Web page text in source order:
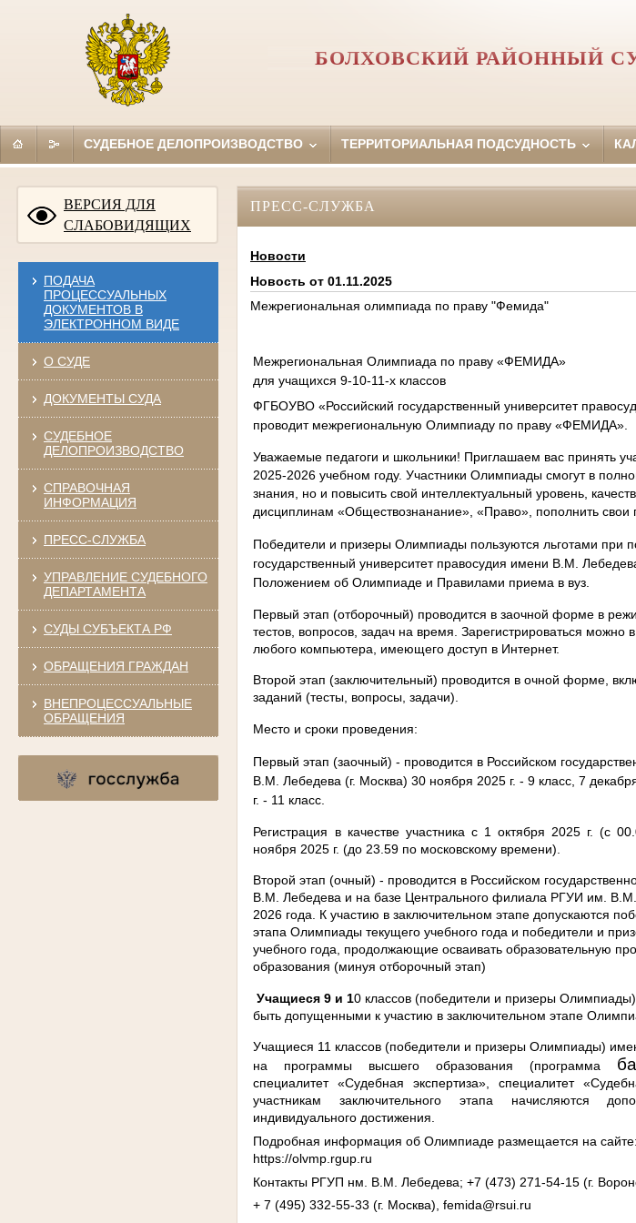
БОЛХОВСКИЙ РАЙОННЫЙ
СУДЕБНОЕ ДЕЛОПРОИЗВОДСТВО ТЕРРИТОРИАЛЬНАЯ ПОДСУДНОСТЬ
ВЕРСИЯ ДЛЯ
СЛАБОВИДЯЩИХ
ПОДАЧА
ПРОЦЕССУАЛЬНЫХ
ДОКУМЕНТОВ В
ЭЛЕКТРОННОМ ВИДЕ
О СУДЕ
ДОКУМЕНТЫ СУДА
СУДЕБНОЕ
ДЕЛОПРОИЗВОДСТВО
СПРАВОЧНАЯ
ИНФОРМАЦИЯ
ПРЕСС-СЛУЖБА
УПРАВЛЕНИЕ СУДЕБНОГО
ДЕПАРТАМЕНТА
СУДЫ СУБЪЕКТА РФ
ОБРАЩЕНИЯ ГРАЖДАН
ВНЕПРОЦЕССУАЛЬНЫЕ
ОБРАЩЕНИЯ
ПРЕСС-СЛУЖБА
Новости
Новость от 01.11.2025
Межрегиональная олимпиада по праву "Фемида"
Межрегиональная Олимпиада по праву «ФЕМИДА»
для учащихся 9-10-11-х классов
ФГБОУВО«Российский государственный университет
проводит межрегиональную Олимпиаду по праву «ФЕМИДА».
Уважаемые педагоги и школьники! Приглашаем вас принять
2025-2026 учебном году. Участники Олимпиады смогут в
знания, но и повысить свой интеллектуальный уровень,
дисциплинам «Обществознанание», «Право», пополнить свои
Победители и призеры Олимпиады пользуются льготами при
государственный университет правосудия имени В.М.
Положением об Олимпиаде и Правилами приема в вуз.
Первый этап (отборочный) проводится в заочной форме в
тестов, вопросов, задач на время. Зарегистрироваться
любого компьютера, имеющего доступ в Интернет.
Второй этап (заключительный) проводится в очной форме,
заданий (тесты, вопросы, задачи).
Место и сроки проведения:
Первый этап(заочный) - проводится в Российском
В.М. Лебедева (г. Москва) 30 ноября 2025 г. - 9 класс, 7
г. - 11 класс.
Регистрация в качестве участника с 1 октября 2025 г. (с
ноября 2025 г. (до 23.59 по московскому времени).
Второйэтап (очный) - проводится в Российском
В.М. Лебедева и на базе Центрального филиала РГУИ им.
2026 года. К участию в заключительном этапе допускаются
этапа Олимпиады текущего учебного года и победители и
учебного года, продолжающие осваивать образовательную
образования (минуя отборочный этап)
Учащиеся 9 и 10 классов (победители и призеры Олимпиады)
быть допущенными к участию в заключительном этапе
Учащиеся 11 классов (победители и призеры Олимпиады)
на программы высшего образования (программа
специалитет «Судебная экспертиза», специалитет
участникам заключительного этапа начисляются
индивидуального достижения.
Подробная информация об Олимпиаде размещается на сайте:
https://olvmp rgup ru
Контакты РГУП нм. В.М. Лебедева; +7 (473) 271-54-15 (г.
+ 7 (495) 332-55-33 (г. Москва),femida@rsui ru